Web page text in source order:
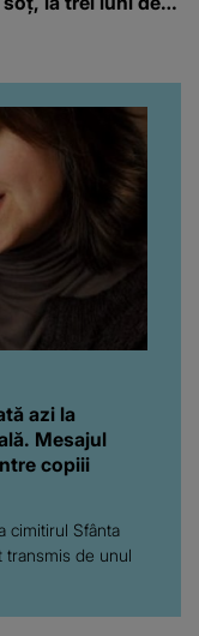
i-a lăsat MASCĂ
De data aceasta,
rupt tăcerea:
că aveam să ne
să ne...”
azi la
Mesajul
copiii
cimitirul Sfânta
transmis de unul